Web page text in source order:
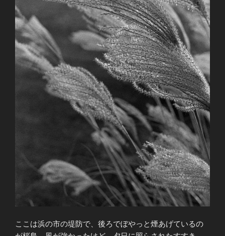
ここは浜の市の堤防で、後ろでぼやっと煙あげているの